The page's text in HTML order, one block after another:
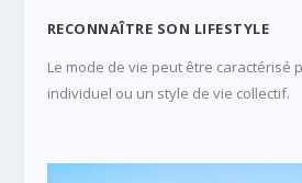
RECONNAÎTRE SON LIFESTYLE
Le mode de vie peut être caractérisé
individuel ou un style de vie collectif.